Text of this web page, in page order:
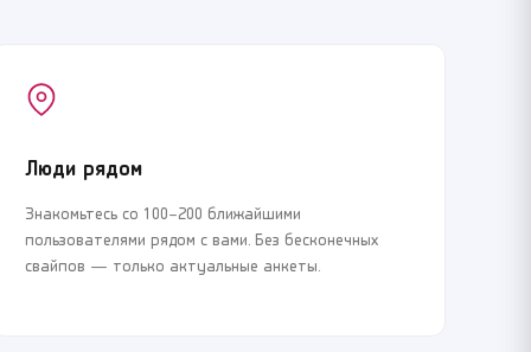
Люди рядом
Знакомьтесь со 100–200 ближайшими
пользователями рядом с вами. Без бесконечных
свайпов — только актуальные анкеты.